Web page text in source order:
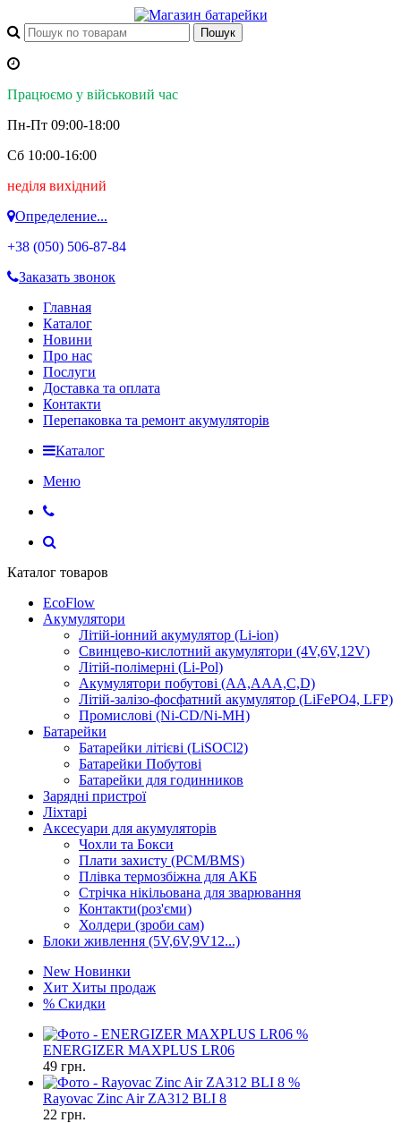
Працюємо у військовий час
Пн-Пт 09:00-18:00
Сб 10:00-16:00
неділя вихідний
Определение...
+38 (050) 506-87-84
Заказать звонок
Главная
Каталог
Новини
Про нас
Послуги
Доставка та оплата
Контакти
Перепаковка та ремонт акумуляторів
Каталог
Меню
Каталог товаров
EcoFlow
Акумулятори
Літій-іонний акумулятор (Li-ion)
Свинцево-кислотний акумулятори (4V,6V,12V)
Літій-полімерні (Li-Pol)
Акумулятори побутові (AA,AAA,C,D)
Літій-залізо-фосфатний акумулятор (LiFePO4, LFP)
Промислові (Ni-CD/Ni-MH)
Батарейки
Батарейки літієві (LiSOCl2)
Батарейки Побутові
Батарейки для годинников
Зарядні пристрої
Ліхтарі
Аксесуари для акумуляторів
Чохли та Бокси
Плати захисту (PCM/BMS)
Плівка термозбіжна для АКБ
Стрічка нікільована для зварювання
Контакти(роз'єми)
Холдери (зроби сам)
Блоки живлення (5V,6V,9V12...)
New Новинки
Хит Хиты продаж
% Скидки
%
ENERGIZER MAXPLUS LR06
49 грн.
%
Rayovac Zinc Air ZA312 BLI 8
22 грн.